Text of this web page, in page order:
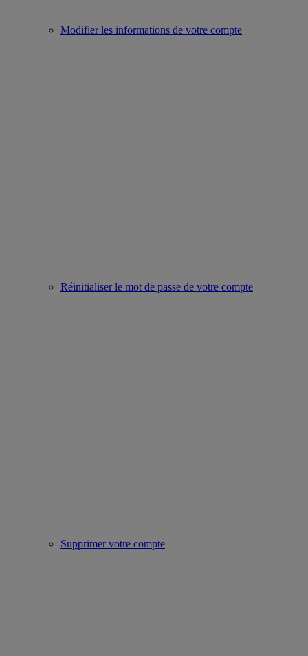
Modifier les informations de votre compte
Réinitialiser le mot de passe de votre compte
Supprimer votre compte